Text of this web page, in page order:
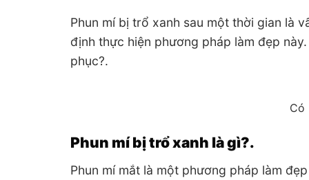
Phun mí bị trổ xanh sau một thời gian là
định thực hiện phương pháp làm đẹp
phục?.
Có
Phun mí bị trổ xanh là gì?.
Phun mí mắt là một phương pháp làm